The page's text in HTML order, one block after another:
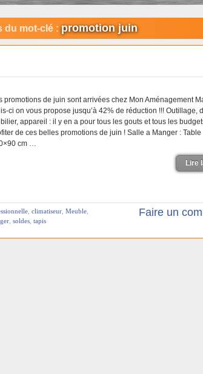
du mot-clé :promotion juin
promotions de juin sont arrivées chez Mon Aménagement
ci on vous propose jusqu’à 42% de réduction !!! Outillage,
appareil : il y en a pour tous les gouts et tous les
de ces belles promotions de juin ! Salle a Manger :
cm …
Lire
climatiseur Meuble
soldes tapis
Faire un